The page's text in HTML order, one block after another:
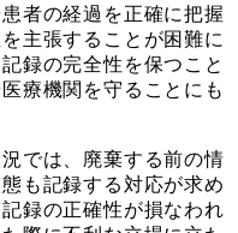
者の経過を正確に把握
主張することが困難に
録の完全性を保つこと
療機関を守ることにも
では、廃棄する前の情
も記録する対応が求め
録の正確性が損なわれ